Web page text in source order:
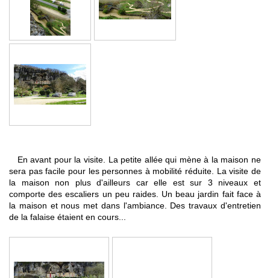
En avant pour la visite. La petite allée qui mène à la maison ne
sera pas facile pour les personnes à mobilité réduite. La visite de
la maison non plus d'ailleurs car elle est sur 3 niveaux et
comporte des escaliers un peu raides. Un beau jardin fait face à
la maison et nous met dans l'ambiance. Des travaux d'entretien
de la falaise étaient en cours...